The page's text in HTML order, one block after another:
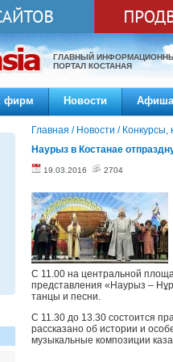
ГЛАВНЫЙ
ПОРТАЛ КОСТАНАЯ
фирм Новости Афиша
Главная / Новости / Конкурсы,
Наурыз в Костанае
19.03.2016 2704
С 11.00 на центральной
представления «Наурыз –
танцы и песни.
С 11.30 до 13.30 состоится
рассказано об истории и
музыкальные композиции